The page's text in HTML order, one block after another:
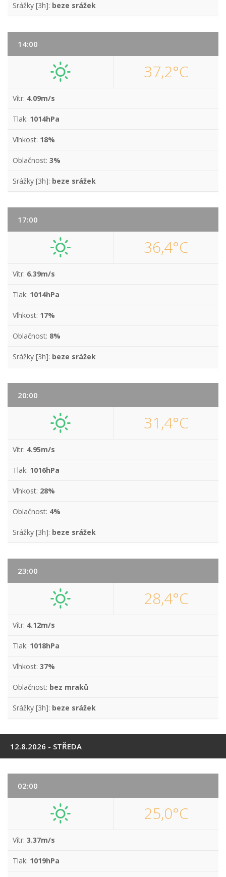
Srážky [3h]: beze srážek
14:00
37,2°C
Vítr: 4.09m/s
Tlak: 1014hPa
Vlhkost: 18%
Oblačnost: 3%
Srážky [3h]: beze srážek
17:00
36,4°C
Vítr: 6.39m/s
Tlak: 1014hPa
Vlhkost: 17%
Oblačnost: 8%
Srážky [3h]: beze srážek
20:00
31,4°C
Vítr: 4.95m/s
Tlak: 1016hPa
Vlhkost: 28%
Oblačnost: 4%
Srážky [3h]: beze srážek
23:00
28,4°C
Vítr: 4.12m/s
Tlak: 1018hPa
Vlhkost: 37%
Oblačnost: bez mraků
Srážky [3h]: beze srážek
12.8.2026 - STŘEDA
02:00
25,0°C
Vítr: 3.37m/s
Tlak: 1019hPa